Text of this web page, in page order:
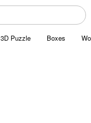
3D Puzzle Boxes